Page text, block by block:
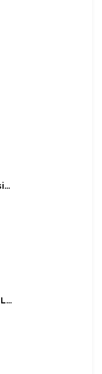
Ponte pedonale sul Tessino
Vicolo Giacomo Filippo Leoncilli